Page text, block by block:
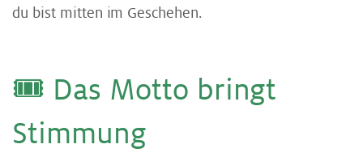
du bist mitten im Geschehen.
🎟️ Das Mot­to bringt
Stim­mung